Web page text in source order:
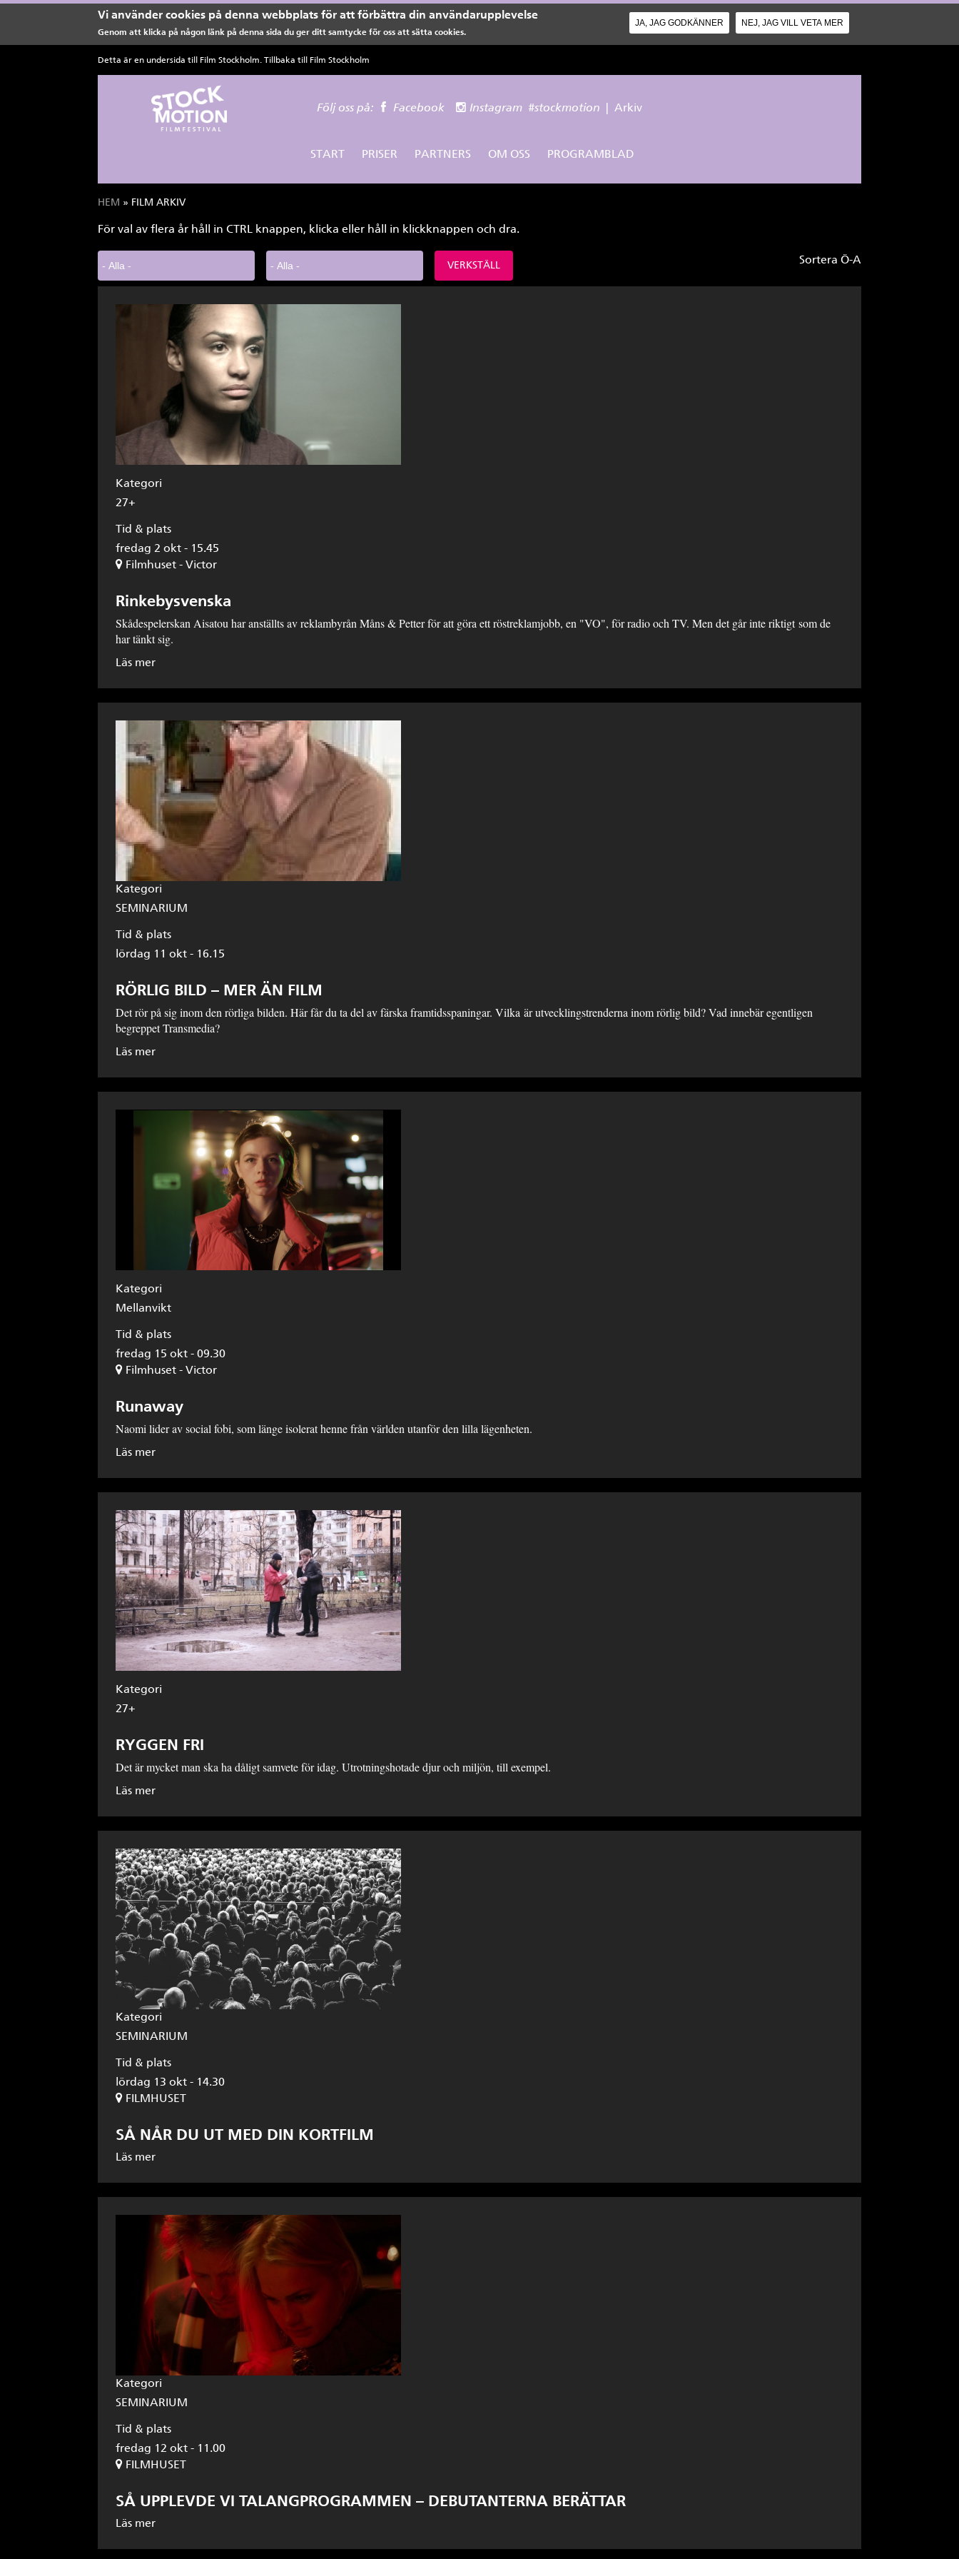
Vi använder cookies på denna webbplats för att förbättra din användarupplevelse
Genom att klicka på någon länk på denna sida du ger ditt samtycke för oss att sätta cookies.
JA, JAG GODKÄNNER NEJ, JAG VILL VETA MER
Detta är en undersida till Film Stockholm. Tillbaka till Film Stockholm
Följ oss på: Facebook Instagram #stockmotion |Arkiv
START PRISER PARTNERS OM OSS PROGRAMBLAD
Du är här
HEM » FILM ARKIV
För val av flera år håll in CTRL knappen, klicka eller håll in klickknappen och dra.
Sortera Ö-A
Kategori
27+
Tid & plats
fredag 2 okt - 15.45
Filmhuset - Victor
Rinkebysvenska
Skådespelerskan Aisatou har anställts av reklambyrån Måns & Petter för att göra ett röstreklamjobb, en "VO", för radio och TV. Men det går inte riktigt som de
har tänkt sig.
Läs mer
Kategori
SEMINARIUM
Tid & plats
lördag 11 okt - 16.15
RÖRLIG BILD – MER ÄN FILM
Det rör på sig inom den rörliga bilden. Här får du ta del av färska framtidsspaningar. Vilka är utvecklingstrenderna inom rörlig bild? Vad innebär egentligen
begreppet Transmedia?
Läs mer
Kategori
Mellanvikt
Tid & plats
fredag 15 okt - 09.30
Filmhuset - Victor
Runaway
Naomi lider av social fobi, som länge isolerat henne från världen utanför den lilla lägenheten.
Läs mer
Kategori
27+
RYGGEN FRI
Det är mycket man ska ha dåligt samvete för idag. Utrotningshotade djur och miljön, till exempel.
Läs mer
Kategori
SEMINARIUM
Tid & plats
lördag 13 okt - 14.30
FILMHUSET
SÅ NÅR DU UT MED DIN KORTFILM
Läs mer
Kategori
SEMINARIUM
Tid & plats
fredag 12 okt - 11.00
FILMHUSET
SÅ UPPLEVDE VI TALANGPROGRAMMEN – DEBUTANTERNA BERÄTTAR
Läs mer